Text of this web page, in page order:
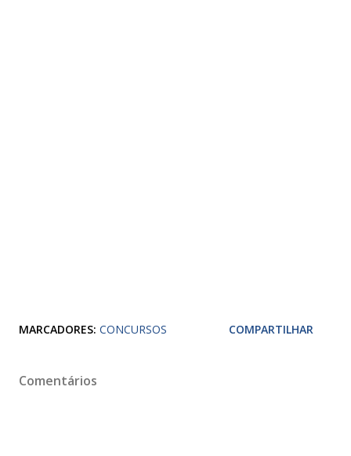
MARCADORES: CONCURSOS COMPARTILHAR
Comentários